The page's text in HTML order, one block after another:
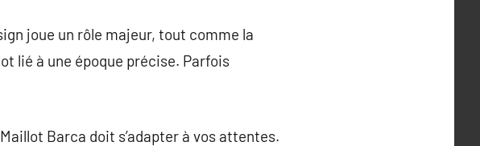
joue un rôle majeur, tout comme la
lié à une époque précise. Parfois
Barca doit s’adapter à vos attentes.